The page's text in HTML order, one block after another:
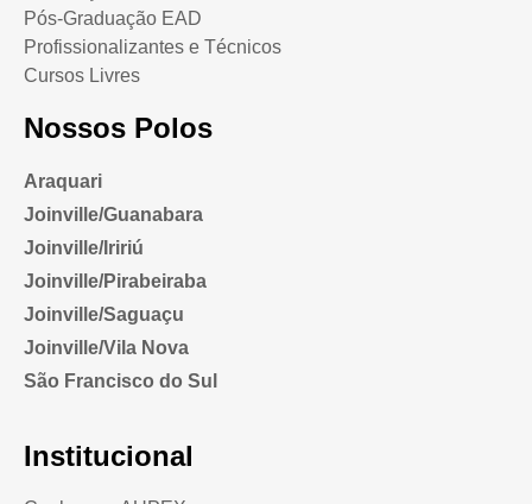
Pós-Graduação EAD
Profissionalizantes e Técnicos
Cursos Livres
Nossos Polos
Araquari
Joinville/Guanabara
Joinville/Iririú
Joinville/Pirabeiraba
Joinville/Saguaçu
Joinville/Vila Nova
São Francisco do Sul
Institucional